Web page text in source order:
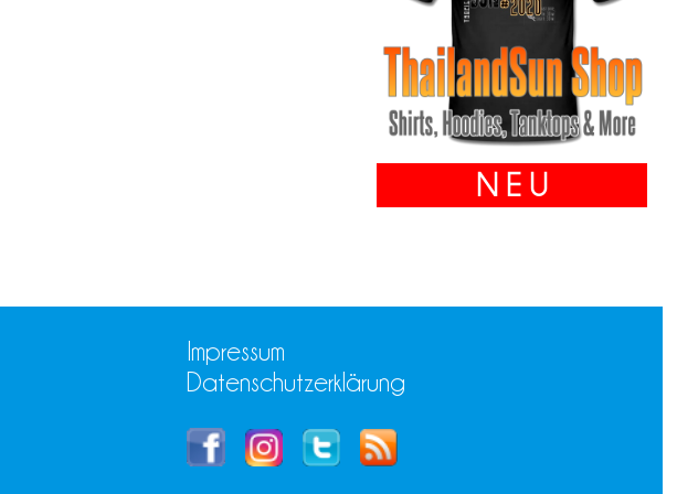
N E U
Impressum
Datenschutzerklärung